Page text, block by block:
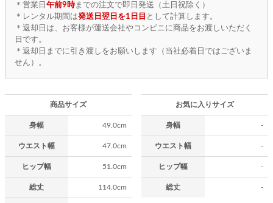
＊営業日 午前9時までの注文で即日発送（土日祝除く）
＊レンタル期間は発送日翌日を1日目 として計算します。
＊返却日は、お客様が運送会社やコンビニに商品をお渡しいただく
日です。
＊返却日までに引き渡しをお願いします（当社必着日ではございま
せん）。
商品サイズ
身幅 49.0cm
ウエスト幅 47.0cm
ヒップ幅 51.0cm
総丈 114.0cm
お気に入りサイズ
身幅 -
ウエスト幅 -
ヒップ幅 -
総丈 -